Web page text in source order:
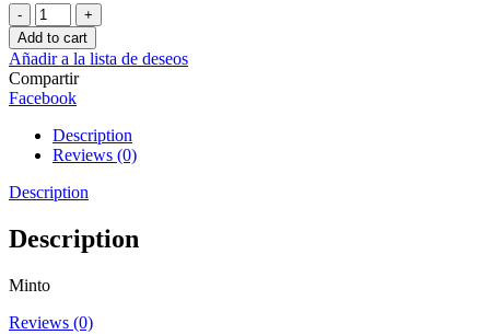
Cosmetiquera
Trimidi
Flore
Taupe
Celeste
quantity
Add to cart
Añadir a la lista de deseos
Compartir
Facebook
Description
Reviews (0)
Description
Description
Minto
Reviews (0)